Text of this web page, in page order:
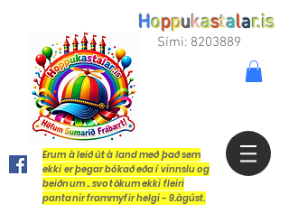
Erum à leið út à land með það sem
ekki er þegar bókað eða í vinnslu og
beiðnum .. svo tökum ekki fleiri
pantanir frammyfir helgi - 9.àgúst.
Sími: 8203889
Hoppukastalar.is